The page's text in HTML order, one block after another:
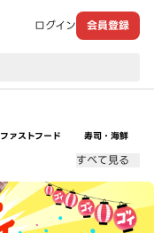
ログイン 会員登録
ファストフード 寿司・海鮮
すべて見る